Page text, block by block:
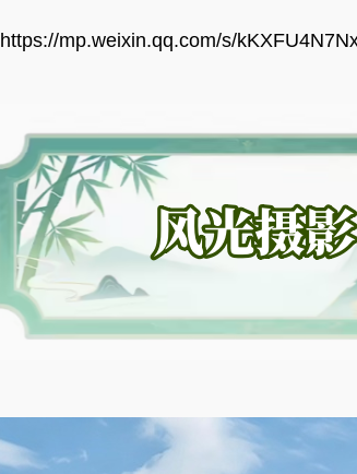
https://mp.weixin.qq.com/s/